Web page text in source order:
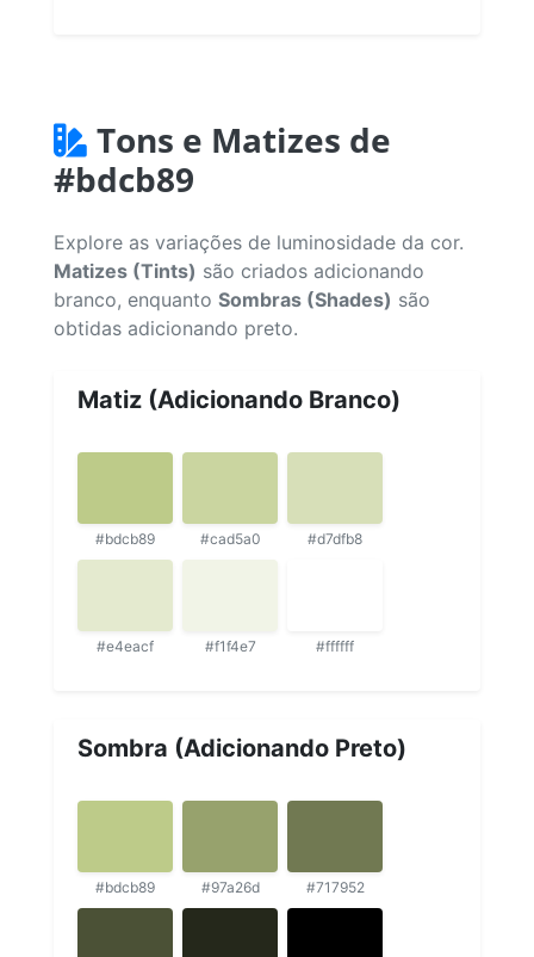
Tons e Matizes de
#bdcb89
Explore as variações de luminosidade da cor.
Matizes (Tints) são criados adicionando
branco, enquanto Sombras (Shades) são
obtidas adicionando preto.
Matiz (Adicionando Branco)
#bdcb89 #cad5a0 #d7dfb8
#e4eacf #f1f4e7 #ffffff
Sombra (Adicionando Preto)
#bdcb89 #97a26d #717952